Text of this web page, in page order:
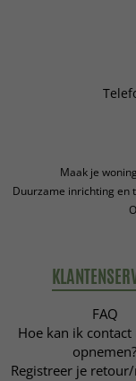
Maak je
Duurzame inrichting en
FAQ
Hoe kan ik
opnemen?
Registreer je